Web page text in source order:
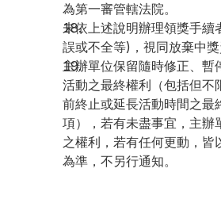
為第一審管轄法院。
未依上述說明辦理領獎手續
誤或不全等)，視同放棄中獎
主辦單位保留隨時修正、暫
活動之最終權利（包括但不
前終止或延長活動時間之最
項），若有未盡事宜，主辦
之權利，若有任何更動，皆
為準，不另行通知。